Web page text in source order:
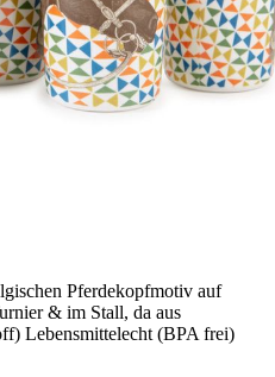
Pferdekopfmotiv auf
& im Stall, da aus
Lebensmittelecht (BPA frei)